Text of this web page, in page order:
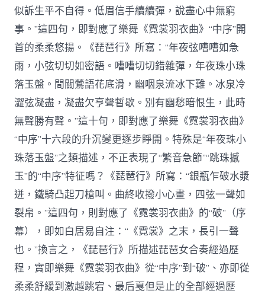
似訴生平不自得。低眉信手續續彈，說盡心中無窮
事。”這四句，即對應了樂舞《霓裳羽衣曲》“中序”開
首的柔柔悠揚。《琵琶行》所寫：“年夜弦嘈嘈如急
雨，小弦切切如密語。嘈嘈切切錯雜彈，年夜珠小珠
落玉盤。間關鶯語花底滑，幽咽泉流冰下難。冰泉冷
澀弦凝盡，凝盡欠亨聲暫歇。別有幽愁暗恨生，此時
無聲勝有聲。”這十句，即對應了樂舞《霓裳羽衣曲》
“中序”十六段的升沉變更逐步睜開。特殊是“年夜珠小
珠落玉盤”之類描述，不正表現了“繁音急節”“跳珠撼
玉”的“中序”特征嗎？《琵琶行》所寫：“銀瓶乍破水漿
迸，鐵騎凸起刀槍叫。曲終收撥小心畫，四弦一聲如
裂帛。”這四句，則對應了《霓裳羽衣曲》的“破”（序
幕），即如白居易自注：“《霓裳》之末，長引一聲
也。”換言之，《琵琶行》所描述琵琶女合奏經過歷
程，實即樂舞《霓裳羽衣曲》從“中序”到“破”、亦即從
柔柔舒緩到激越跳宕、最后戛但是止的全部經過歷